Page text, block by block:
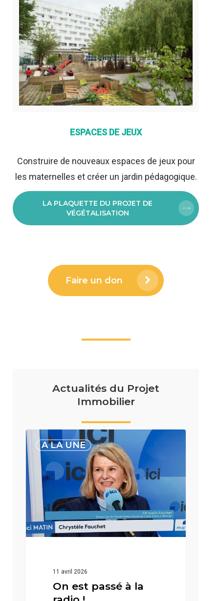
ESPACES DE JEUX
Construire de nouveaux espaces de jeux pour
les maternelles et créer un jardin pédagogique.
LA PLAQUETTE DU PROJET DE
VÉGÉTALISATION
Faire un don
Actualités du Projet
Immobilier
A LA UNE
On
est
passé
à
la
radio
!
11 avril 2026
On est passé à la